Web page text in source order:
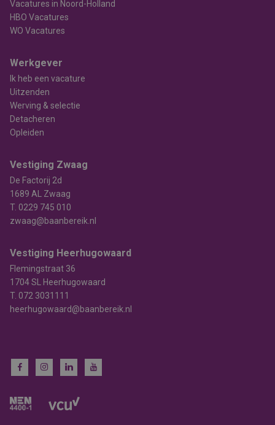
Vacatures in Noord-Holland
HBO Vacatures
WO Vacatures
Werkgever
Ik heb een vacature
Uitzenden
Werving & selectie
Detacheren
Opleiden
Vestiging Zwaag
De Factorij 2d
1689 AL Zwaag
T. 0229 745 010
zwaag@baanbereik.nl
Vestiging Heerhugowaard
Flemingstraat 36
1704 SL Heerhugowaard
T. 072 3031111
heerhugowaard@baanbereik.nl